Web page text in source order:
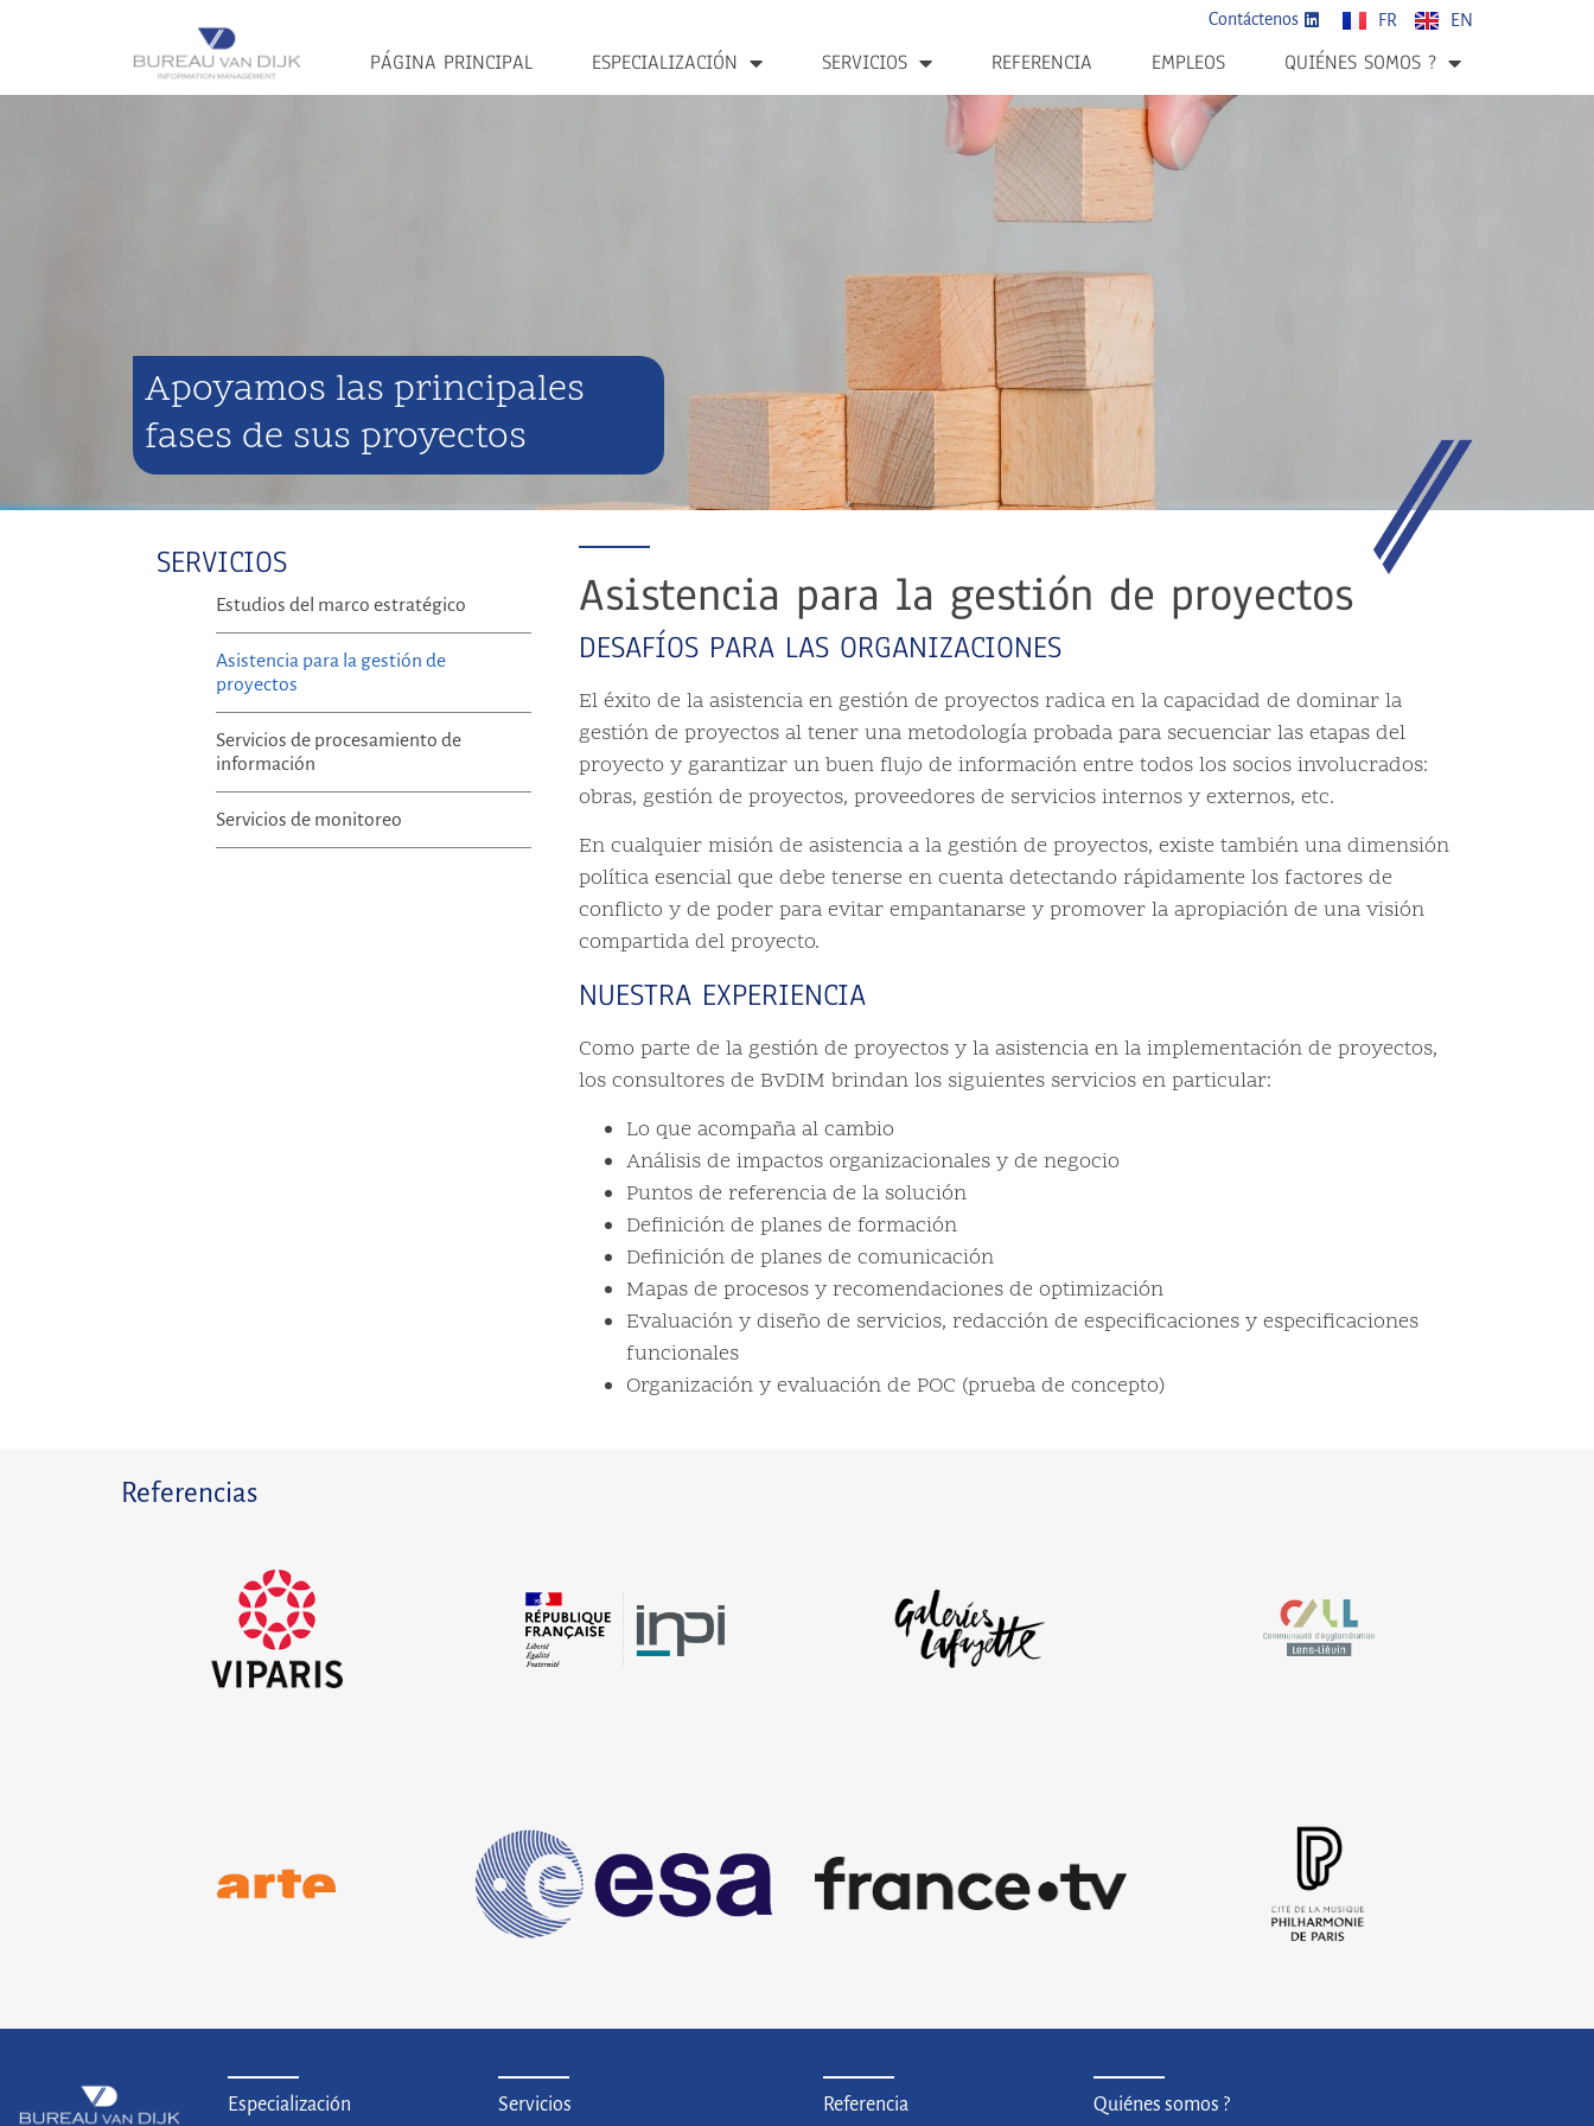
Contáctenos FR EN
PÁGINA PRINCIPAL ESPECIALIZACIÓN SERVICIOS REFERENCIA EMPLEOS QUIÉNES SOMOS ?
Apoyamos las principales
fases de sus proyectos
SERVICIOS
Estudios del marco estratégico
Asistencia para la gestión de
proyectos
Servicios de procesamiento de
información
Servicios de monitoreo
Asistencia para la gestión de proyectos
DESAFÍOS PARA LAS ORGANIZACIONES
El éxito de la asistencia en gestión de proyectos radica en la capacidad de dominar la
gestión de proyectos al tener una metodología probada para secuenciar las etapas del
proyecto y garantizar un buen flujo de información entre todos los socios involucrados:
obras, gestión de proyectos, proveedores de servicios internos y externos, etc.
En cualquier misión de asistencia a la gestión de proyectos, existe también una dimensión
política esencial que debe tenerse en cuenta detectando rápidamente los factores de
conflicto y de poder para evitar empantanarse y promover la apropiación de una visión
compartida del proyecto.
NUESTRA EXPERIENCIA
Como parte de la gestión de proyectos y la asistencia en la implementación de proyectos,
los consultores de BvDIM brindan los siguientes servicios en particular:
Lo que acompaña al cambio
Análisis de impactos organizacionales y de negocio
Puntos de referencia de la solución
Definición de planes de formación
Definición de planes de comunicación
Mapas de procesos y recomendaciones de optimización
Evaluación y diseño de servicios, redacción de especificaciones y especificaciones
funcionales
Organización y evaluación de POC (prueba de concepto)
Referencias
proyectos para el proyecto del
sistema de archivo electrónico
proyectos para la
desmaterialización de correos
entrantes
Estudio global relativo al archivo
(en papel y electrónico) y la gestión
de documentos electrónicos
implementación para la gestión de
la red de centros de información y
bibliotecas de la Agencia Espacial
Europea ubicados en Holanda,
Alemania, Francia, Italia y España
en la política de archivo de France
Télévisions
Apoyo en la elección de la solución
como parte del proyecto de
adquisición e implementación de un
nuevo software de gestión de
Especialización Servicios Referencia Quiénes somos ?